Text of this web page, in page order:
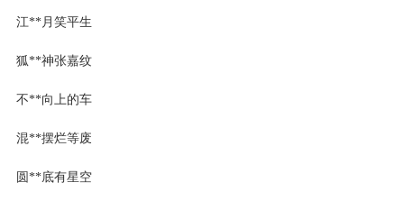
江**月笑平生
狐**神张嘉纹
不**向上的车
混**摆烂等废
圆**底有星空